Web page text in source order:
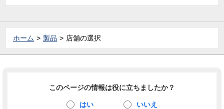
ホーム 製品 店舗の選択
このページの情報は役に立ちましたか？
はい いいえ